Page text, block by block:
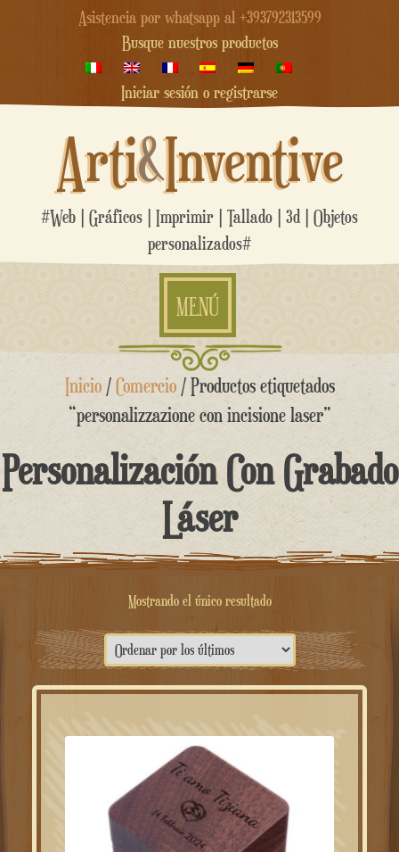
Asistencia por whatsapp al +393792313599
Busque nuestros productos
Iniciar sesión o registrarse
Arti&Inventive
#Web | Gráficos | Imprimir | Tallado | 3d | Objetos
personalizados#
MENÚ
saltar
Inicio/Comercio/ Productos etiquetados
“personalizzazione con incisione laser”
Personalización Con Grabado
Láser
Mostrando el único resultado